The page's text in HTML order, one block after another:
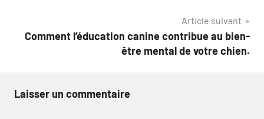
Article suivant
Comment l’éducation canine contribue au bien-
être mental de votre chien.
Laisser un commentaire